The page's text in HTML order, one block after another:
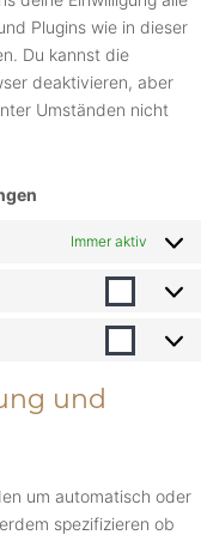
Plugins wie in dieser
Du kannst die
deaktivieren, aber
Umständen nicht
Immer aktiv
und
um automatisch oder
spezifizieren ob